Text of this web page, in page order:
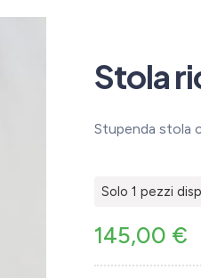
Stola
Stupenda stola
Solo 1 pezzi
145,00 €